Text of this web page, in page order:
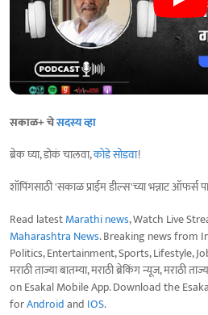
सकाळ+ चेसदस्य व्हा
ब्रेक घ्या, डोकं चालवा,कोडे सोडवा!
शॉपिंगसाठी 'सकाळ प्राईम डील्स'च्या भन्नाट ऑफर्स
Read latestMarathi news, Watch Live
Maharashtra News. Breaking news from
Politics, Entertainment, Sports, Lifestyle,
मराठी ताज्या बातम्या, मराठी ब्रेकिंग न्यूज, मराठी
on Esakal Mobile App. Download the
forAndroidand IOS.